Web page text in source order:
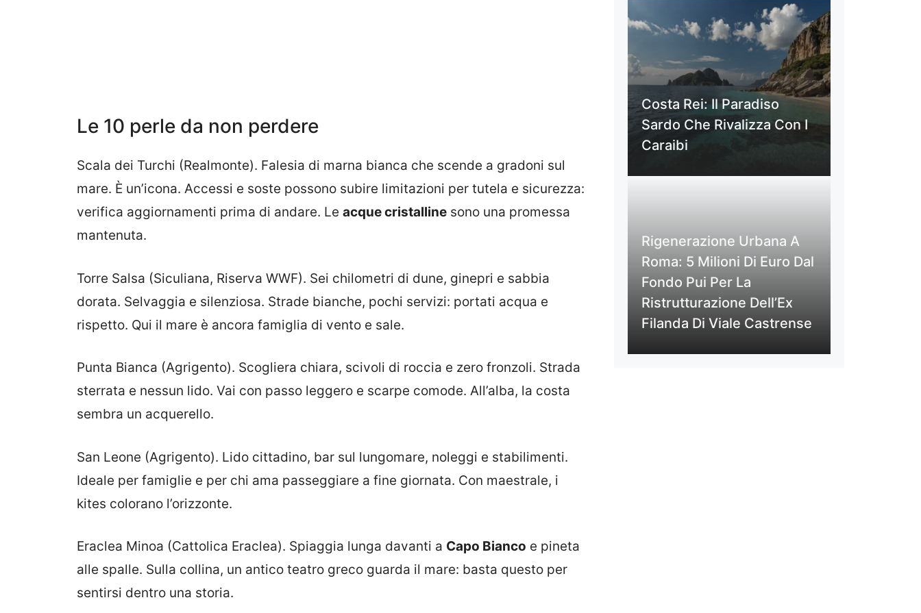
Le 10 perle da non perdere
Scala dei Turchi (Realmonte). Falesia di marna bianca che scende a gradoni sul
mare. È un’icona. Accessi e soste possono subire limitazioni per tutela e sicurezza:
verifica aggiornamenti prima di andare. Le acque cristalline sono una promessa
mantenuta.
Torre Salsa (Siculiana, Riserva WWF). Sei chilometri di dune, ginepri e sabbia
dorata. Selvaggia e silenziosa. Strade bianche, pochi servizi: portati acqua e
rispetto. Qui il mare è ancora famiglia di vento e sale.
Punta Bianca (Agrigento). Scogliera chiara, scivoli di roccia e zero fronzoli. Strada
sterrata e nessun lido. Vai con passo leggero e scarpe comode. All’alba, la costa
sembra un acquerello.
San Leone (Agrigento). Lido cittadino, bar sul lungomare, noleggi e stabilimenti.
Ideale per famiglie e per chi ama passeggiare a fine giornata. Con maestrale, i
kites colorano l’orizzonte.
Eraclea Minoa (Cattolica Eraclea). Spiaggia lunga davanti a Capo Bianco e pineta
alle spalle. Sulla collina, un antico teatro greco guarda il mare: basta questo per
sentirsi dentro una storia.
Costa Rei: Il Paradiso
Sardo Che Rivalizza Con I
Caraibi
Rigenerazione Urbana A
Roma: 5 Milioni Di Euro Dal
Fondo Pui Per La
Ristrutturazione Dell’Ex
Filanda Di Viale Castrense